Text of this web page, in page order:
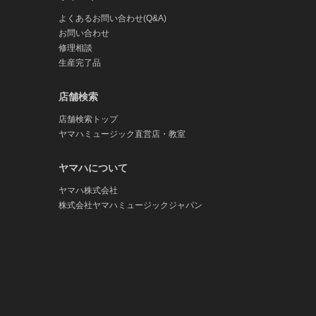
よくあるお問い合わせ(Q&A)
お問い合わせ
修理相談
生産完了品
店舗検索
店舗検索トップ
ヤマハミュージック直営店・教室
ヤマハについて
ヤマハ株式会社
株式会社ヤマハミュージックジャパン